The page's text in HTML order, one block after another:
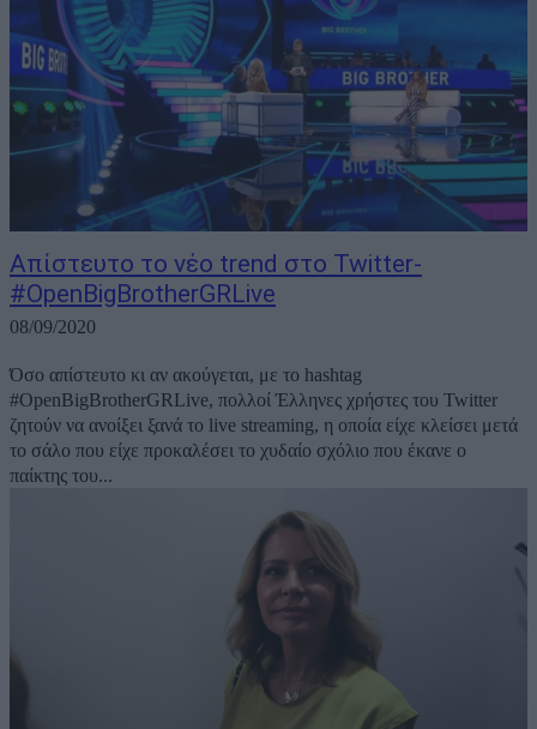
Απίστευτο το νέο trend στο Twitter-
#OpenBigBrotherGRLive
08/09/2020
Όσο απίστευτο κι αν ακούγεται, με το hashtag
#OpenBigBrotherGRLive, πολλοί Έλληνες χρήστες του Twitter
ζητούν να ανοίξει ξανά το live streaming, η οποία είχε κλείσει μετά
το σάλο που είχε προκαλέσει το χυδαίο σχόλιο που έκανε ο
παίκτης του...